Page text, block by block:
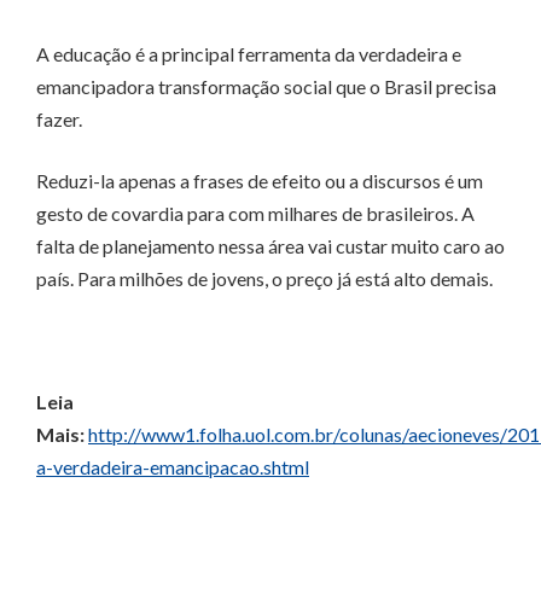
A educação é a principal ferramenta da verdadeira e
emancipadora transformação social que o Brasil precisa
fazer.
Reduzi-la apenas a frases de efeito ou a discursos é um
gesto de covardia para com milhares de brasileiros. A
falta de planejamento nessa área vai custar muito caro ao
país. Para milhões de jovens, o preço já está alto demais.
Leia
Mais:http://www1.folha.uol.com.br/colunas/aecioneves/
a-verdadeira-emancipacao.shtml